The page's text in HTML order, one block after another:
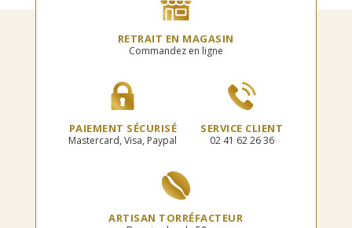
être
choisies
sur
RETRAIT EN MAGASIN
Commandez en ligne
PAIEMENT SÉCURISÉ
Mastercard, Visa, Paypal
SERVICE CLIENT
02 41 62 26 36
ARTISAN TORRÉFACTEUR